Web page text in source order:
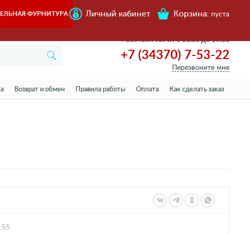
ФУРНИТУРА Личный кабинет Корзина: пуста
РаботаемПн-пт с 11.00 до 19.00
+7 (34370) 7-53-22
Перезвоните мне
Возврат и обмен Правила работы Оплата Как сделать заказ